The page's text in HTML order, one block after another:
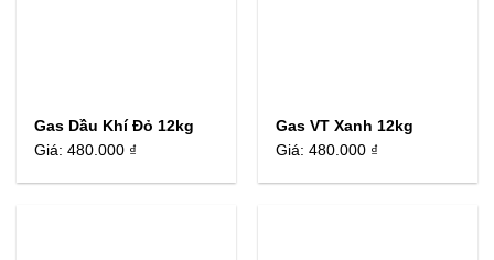
Gas Dầu Khí Đỏ 12kg
Giá:480.000 ₫
Gas VT Xanh 12kg
Giá:480.000 ₫